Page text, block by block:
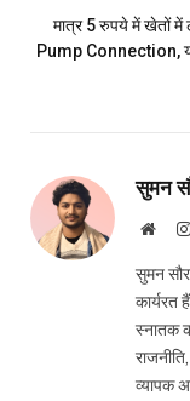
मात्र 5 रुपये में खेतों में
Pump Connection,
सुमन
सुमन
कार्यरत
स्नातक
व्यापक